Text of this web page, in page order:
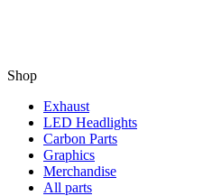
Shop
Exhaust
LED Headlights
Carbon Parts
Graphics
Merchandise
All parts